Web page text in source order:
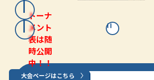
トーナ
メント
表は随
時公開
中！！
大会ページはこちら